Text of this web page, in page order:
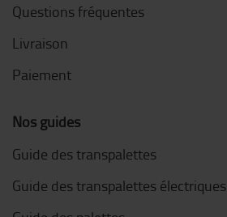
Questions fréquentes
Livraison
Paiement
Nos guides
Guide des transpalettes
Guide des transpalettes électriques